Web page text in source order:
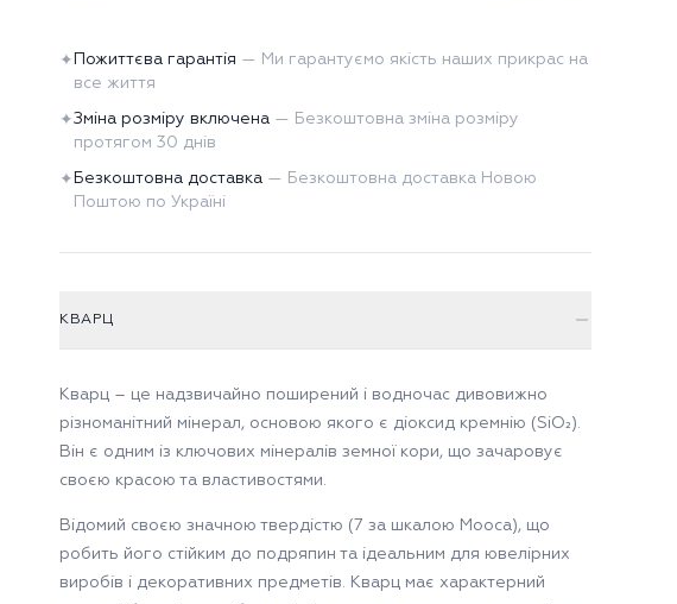
✦ Пожиттєва гарантія — Ми гарантуємо якість наших прикрас на
все життя
✦Зміна розміру включена — Безкоштовна зміна розміру
протягом 30 днів
✦ Безкоштовна доставка — Безкоштовна доставка Новою
Поштою по Україні
КВАРЦ
Кварц – це надзвичайно поширений і водночас дивовижно
різноманітний мінерал, основою якого є діоксид кремнію (SiO₂).
Він є одним із ключових мінералів земної кори, що зачаровує
своєю красою та властивостями.
Відомий своєю значною твердістю (7 за шкалою Мооса), що
робить його стійким до подряпин та ідеальним для ювелірних
виробів і декоративних предметів. Кварц має характерний